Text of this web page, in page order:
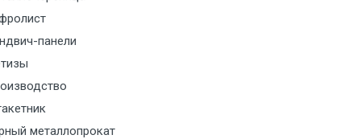
за МКАД
за МКАД
панели
металлопрокат